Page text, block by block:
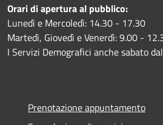
Orari di apertura al pubblico:
Lunedì e Mercoledì: 14.30 - 17.30
Martedì, Giovedì e Venerdì: 9.00 -
I Servizi Demografici anche sabato
Prenotazione appuntamento